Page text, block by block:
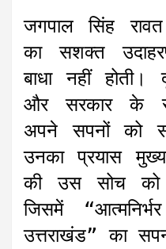
जगपाल सिंह
का सशक्त
बाधा नहीं
और सरकार के
अपने सपनों को
उनका प्रयास
की उस सोच को
जिसमें
उत्तराखंड” का